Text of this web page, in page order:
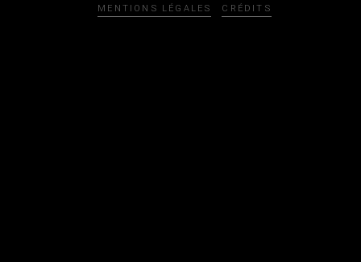
MENTIONS LÉGALES CRÉDITS